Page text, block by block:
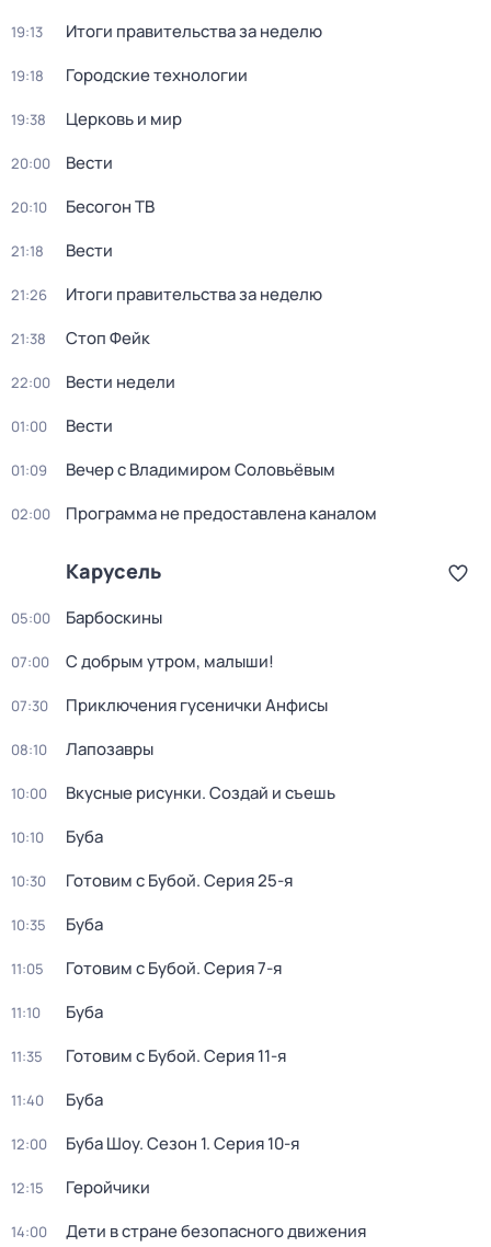
19:13 Итоги правительства за неделю
19:18 Городские технологии
19:38 Церковь и мир
20:00 Вести
20:10 Бесогон ТВ
21:18 Вести
21:26 Итоги правительства за неделю
21:38 Стоп Фейк
22:00 Вести недели
01:00 Вести
01:09 Вечер с Владимиром Соловьёвым
02:00 Программа не предоставлена каналом
Карусель
05:00 Барбоскины
07:00 С добрым утром, малыши!
07:30 Приключения гусенички Анфисы
08:10 Лапозавры
10:00 Вкусные рисунки. Создай и съешь
10:10 Буба
10:30 Готовим с Бубой. Серия 25-я
10:35 Буба
11:05 Готовим с Бубой. Серия 7-я
11:10 Буба
11:35 Готовим с Бубой. Серия 11-я
11:40 Буба
12:00 Буба Шоу. Сезон 1. Серия 10-я
12:15 Геройчики
14:00 Дети в стране безопасного движения